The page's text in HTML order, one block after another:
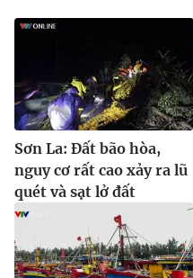
Sơn La: Đất bão hòa,
nguy cơ rất cao xảy ra lũ
quét và sạt lở đất